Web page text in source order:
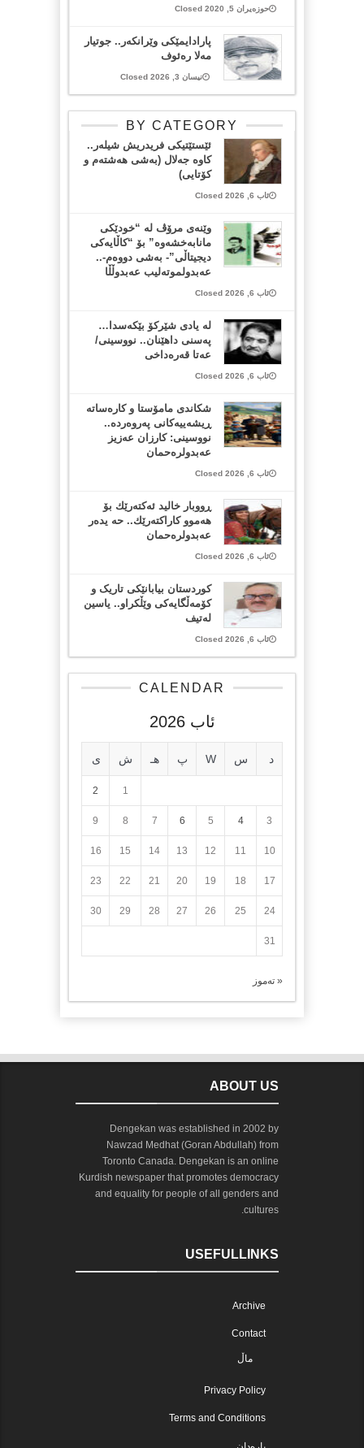
حوزەیران 5, 2020 Closed
پارادایمێکی وێرانکەر.. جوتیار
مەلا رەئوف
نیسان 3, 2026 Closed
BY CATEGORY
ئێستێتیکی فریدریش شیلەر..
کاوە جەلال (بەشی هەشتەم و
کۆتایی)
ئاب 6, 2026 Closed
وێنەی مرۆڤ لە “خودێکی
مانابەخشەوە” بۆ “کاڵایەکی
دیجیتاڵی”- بەشی دووەم-..
عەبدولموتەلیب عەبدوڵڵا
ئاب 6, 2026 Closed
لە یادی شێرکۆ بێکەسدا…
پەسنی داهێنان.. نووسینی/
عەتا قەرەداخی
ئاب 6, 2026 Closed
شکاندی مامۆستا و کارەساتە
ڕیشەییەکانی پەروەردە..
نووسینی: کارزان عەزیز
عەبدولرەحمان
ئاب 6, 2026 Closed
ڕووبار خالید ئەكتەرێك بۆ
هەموو كاراكتەرێك.. حه یدەر
عەبدولرەحمان
ئاب 6, 2026 Closed
کوردستان بیابانێکی تاریک و
کۆمەڵگایەکی وێڵکراو.. یاسین
لەتیف
ئاب 6, 2026 Closed
CALENDAR
ئاب 2026
د س W پ هـ ش ی
1
2
3
4
5
6
7
8
9
10
11
12
13
14
15
16
17
18
19
20
21
22
23
24
25
26
27
28
29
30
31
« تەموز
ABOUT US
Dengekan was established in 2002 by
Nawzad Medhat (Goran Abdullah) from
Toronto Canada. Dengekan is an online
Kurdish newspaper that promotes democracy
and equality for people of all genders and
cultures.
USEFULLINKS
Archive
Contact
ماڵ
Privacy Policy
Terms and Conditions